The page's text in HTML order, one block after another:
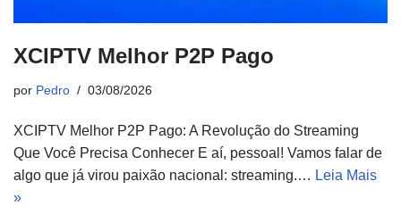
XCIPTV Melhor P2P Pago
por Pedro 03/08/2026
XCIPTV Melhor P2P Pago: A Revolução do Streaming
Que Você Precisa Conhecer E aí, pessoal! Vamos falar de
algo que já virou paixão nacional: streaming.… Leia Mais
»